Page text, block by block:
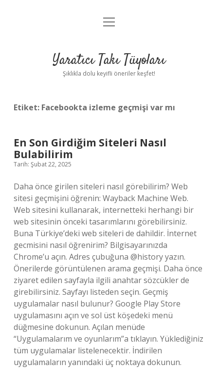
Anasayfa
Yasal Uyarı
menüyü
Yaratıcı Takı Tüyoları
Şıklıkla dolu keyifli öneriler keşfet!
Etiket: Facebookta izleme geçmişi var mı
En Son Girdiğim Siteleri Nasıl
Bulabilirim
Tarih: Şubat 22, 2025
Daha önce girilen siteleri nasıl görebilirim? Web
sitesi geçmişini öğrenin: Wayback Machine Web.
Web sitesini kullanarak, internetteki herhangi bir
web sitesinin önceki tasarımlarını görebilirsiniz.
Buna Türkiye’deki web siteleri de dahildir. İnternet
gecmisini nasıl öğrenirim? Bilgisayarınızda
Chrome’u açın. Adres çubuğuna @history yazın.
Önerilerde görüntülenen arama geçmişi. Daha önce
ziyaret edilen sayfayla ilgili anahtar sözcükler de
girebilirsiniz. Sayfayı listeden seçin. Geçmiş
uygulamalar nasıl bulunur? Google Play Store
uygulamasını açın ve sol üst köşedeki menü
düğmesine dokunun. Açılan menüde
“Uygulamalarım ve oyunlarım”a tıklayın. Yüklediğiniz
tüm uygulamalar listelenecektir. İndirilen
uygulamaların yanındaki üç noktaya dokunun.